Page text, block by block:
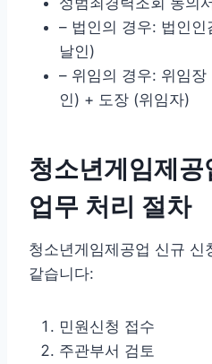
– 법인의 경우: 법인
날인)
– 위임의 경우: 위임
인) + 도장 (위임자)
청소년게임제공
업무 처리 절차
청소년게임제공업 신규
같습니다:
민원신청 접수
주관부서 검토